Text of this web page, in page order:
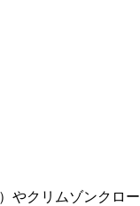
クリムゾンクロ